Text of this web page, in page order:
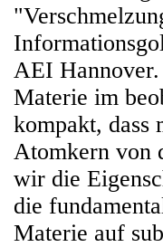
AEI Hannover.
Materie im
kompakt, dass
Atomkern von
wir die
die
Materie auf